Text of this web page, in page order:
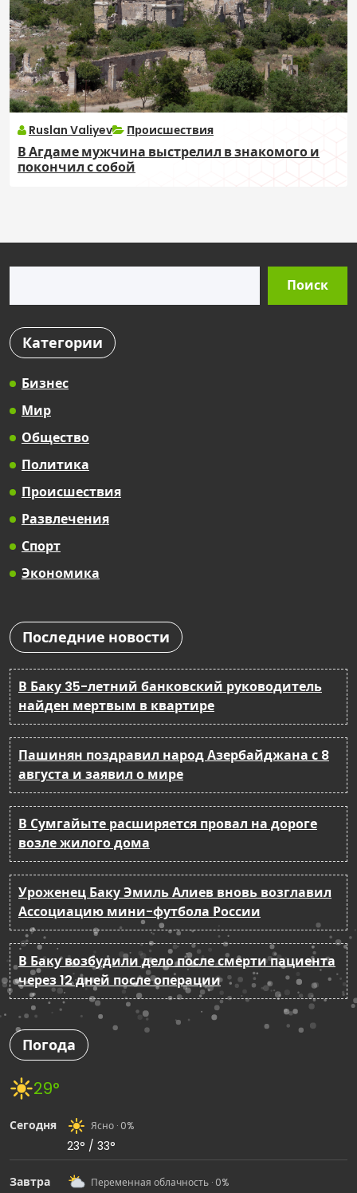
Ruslan Valiyev Происшествия
В Агдаме мужчина выстрелил в знакомого и
покончил с собой
Поиск
Категории
Бизнес
Мир
Общество
Политика
Происшествия
Развлечения
Спорт
Экономика
Последние новости
В Баку 35-летний банковский руководитель
найден мертвым в квартире
Пашинян поздравил народ Азербайджана с 8
августа и заявил о мире
В Сумгайыте расширяется провал на дороге
возле жилого дома
Уроженец Баку Эмиль Алиев вновь возглавил
Ассоциацию мини-футбола России
В Баку возбудили дело после смерти пациента
через 12 дней после операции
Погода
29°
Сегодня Ясно · 0%
23° / 33°
Завтра Переменная облачность · 0%